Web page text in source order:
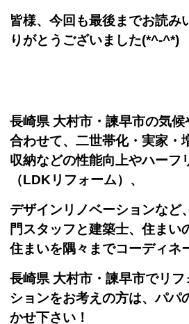
皆様、今回も最後までお読み
りがとうございました(*^-^*)
長崎県 大村市・諫早市の気
合わせて、二世帯化・実家・
収納などの性能向上やハーフ
（LDKリフォーム）、
デザインリノベーションなど
門スタッフと建築士、住まい
住まいを隅々までコーディ
長崎県 大村市・諫早市でリ
ションをお考えの方は、パパ
かせ下さい！